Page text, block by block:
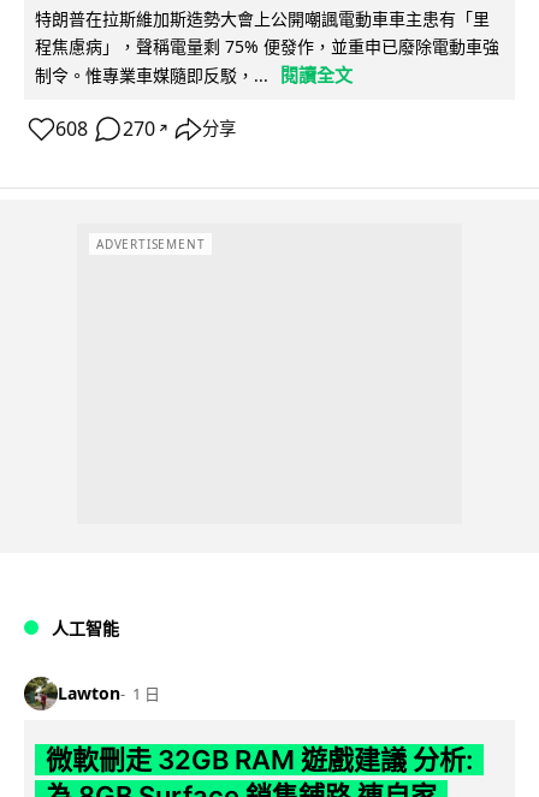
特朗普在拉斯維加斯造勢大會上公開嘲諷電動車車主患有「里
程焦慮病」，聲稱電量剩 75% 便發作，並重申已廢除電動車強
制令。惟專業車媒隨即反駁，...
閱讀全文
608 270 ↗ 分享
ADVERTISEMENT
人工智能
Lawton 1 日
微軟刪走 32GB RAM 遊戲建議 分析: